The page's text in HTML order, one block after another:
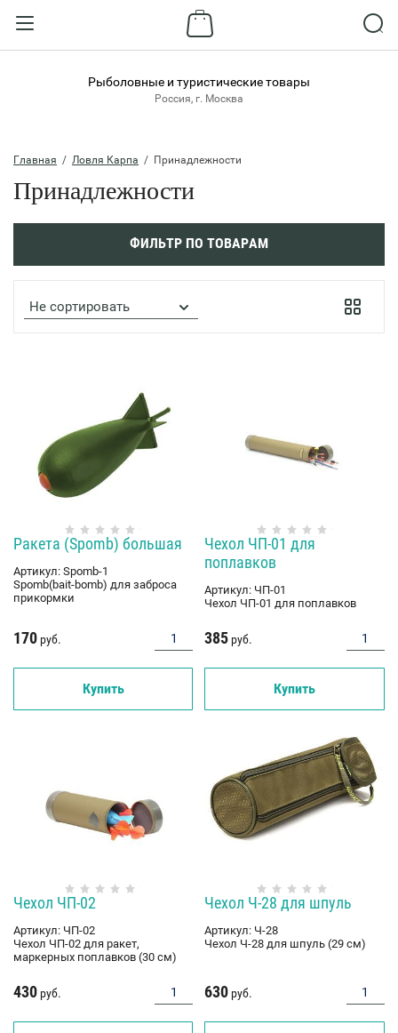
ВХОД В КАБИНЕТ
Пароль:
Забыли пароль?
Рыболовные и туристические товары
Россия, г. Москва
Главная
  /
Ловля Карпа
  /  Принадлежности
Принадлежности
ФИЛЬТР ПО ТОВАРАМ
Не сортировать
Ракета (Spomb) большая
Артикул: Spomb-1
Spomb(bait-bomb) для заброса
прикормки
170 руб.
Купить
Чехол ЧП-01 для
поплавков
Артикул: ЧП-01
Чехол ЧП-01 для поплавков
385 руб.
Купить
Чехол ЧП-02
Артикул: ЧП-02
Чехол ЧП-02 для ракет,
маркерных поплавков (30 см)
430 руб.
Чехол Ч-28 для шпуль
Артикул: Ч-28
Чехол Ч-28 для шпуль (29 см)
630 руб.